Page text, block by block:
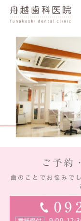
ご予約
歯のことでお悩みで